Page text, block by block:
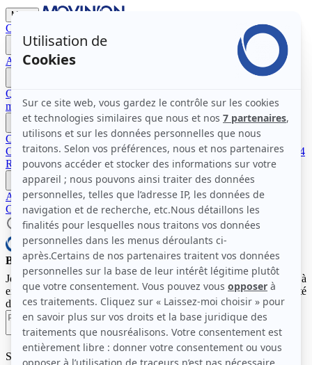
Menu
Contactez-nous
Accueil
Qui sommes-nous ?
membres Movin'On Pourquoi nous rejoindre ?
Communautés pour l'impact 2026 Programme Bleu Blanc Move
Communautés pour l'impact 2025 Communautés pour l'impact 2024
Rapports et ÉtudesNos rendez-vous Movin'On Summit 2026
Médias
Actualités Communiqués de presse
Contactez-nousDevenir Mécène
Bonjour et bienvenue chez Movin'On.
Je suis l'assistant virtuel de Movin'On. Comment puis-je vous aider à
explorer nos Communautés pour l'Impact et initiatives sur la mobilité
durable ?
Suivez l'actualité Movin'On